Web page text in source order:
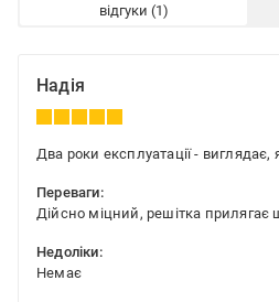
відгуки
Надія
Два роки експлуатації -
Переваги:
Дійсно міцний, решітка прилягає
Недоліки:
Немає